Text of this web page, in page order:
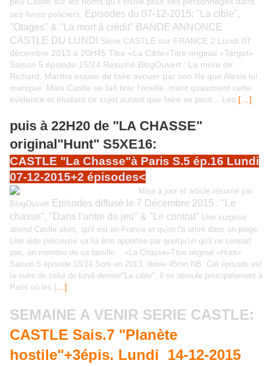
ses livres policiers.
Episodes du 07-12-2015: "La cible",
"Otages" & "La mort à crédit" BANDE ANNONCE
CASTLE DU LUNDI Série CASTLE sur FRANCE 2 Lundi 07
décembre 2013 à 20H45 Titre «La Cible»Titre original «Target»
Saison 5 épisode 15/24 Résumé BlogOuvert : La mère de
Richard, Martha essaie de faire avouer par son fils que Alexis lui
manque. Mais Castle se fait tirer l'oreille, niant quasiment cette
évidence et éludant ce sujet autant que faire se peut... Les […]
puis à 22H20 de "LA CHASSE"
original"Hunt" S5XE16:
CASTLE "La Chasse"à Paris S.5 ép.16 Lundi
07-12-2015+2 épisodes<
Mise à jour et article résumé par
BlogOuvert Episodes diffusé le 7 Décembre 2015 : "Le
chasse", "Dans l'antre du jeu" & "Le contrat" Une surprise
attend Castle alors, qu'il est en France et qu'on l'a attiré dans un piege.
Une aide précieuse va lui être apportée par quelqu'un qu'il ne connait
pas, un membre de sa famille... «La Chasse»Titre original «Hunt»
Saison 5 épisode 16/24 Sorti en 2013, durée 45mn NB: Cet épisode est
la suite de celui de lundi dernier"La cible", il se déroule principalement à
Paris où les [ …]
SEMAINE A VENIR SERIE CASTLE:
CASTLE Sais.7 "Planète
hostile"+3épis. Lundi 14-12-2015